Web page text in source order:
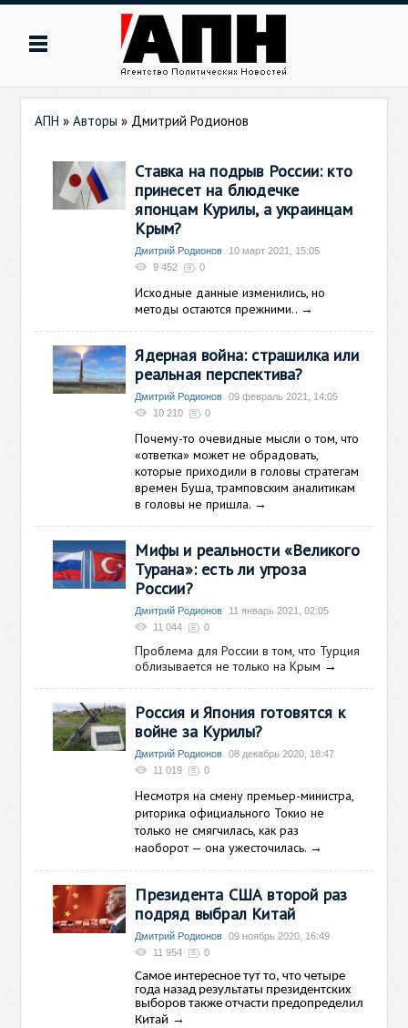
АПН »Авторы » Дмитрий Родионов
Ставка на подрыв России: кто
принесет на блюдечке
японцам Курилы, а украинцам
Крым?
Дмитрий Родионов
10 март 2021, 15:05
9 452
0
Исходные данные изменились, но
методы остаются прежними.. →
Ядерная война: страшилка или
реальная перспектива?
Дмитрий Родионов
09 февраль 2021, 14:05
10 210
0
Почему-то очевидные мысли о том, что
«ответка» может не обрадовать,
которые приходили в головы стратегам
времен Буша, трамповским аналитикам
в головы не пришла. →
Мифы и реальности «Великого
Турана»: есть ли угроза
России?
Дмитрий Родионов
11 январь 2021, 02:05
11 044
0
Проблема для России в том, что Турция
облизывается не только на Крым →
Россия и Япония готовятся к
войне за Курилы?
Дмитрий Родионов
08 декабрь 2020, 18:47
11 019
0
Несмотря на смену премьер-министра,
риторика официального Токио не
только не смягчилась, как раз
наоборот — она ужесточилась. →
Президента США второй раз
подряд выбрал Китай
Дмитрий Родионов
09 ноябрь 2020, 16:49
11 954
0
Самое интересное тут то, что четыре
года назад результаты президентских
выборов также отчасти предопределил
Китай →